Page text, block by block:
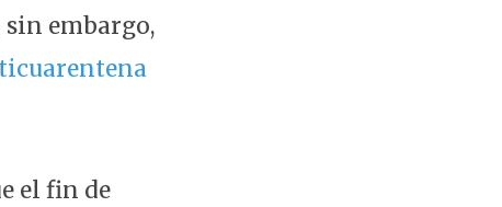
sin embargo,
el fin de